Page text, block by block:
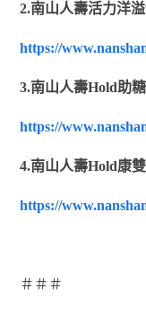
2.南山人壽活力洋
https://
3.南山人壽Hold助
https://
4.南山人壽Hold康
https://
＃＃＃